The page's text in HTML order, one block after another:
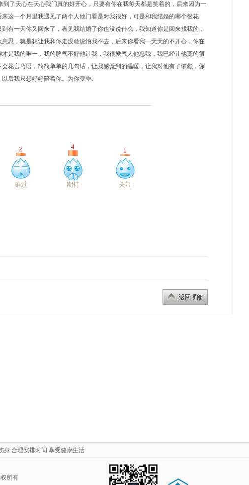
了天心在天心我门真的好开心，只要有你在我每天都是笑着的，后来因为一
这一个月里我遇见了两个人他门看是对我很好，可是和我结婚的哪个很花
有一天你又回来了，看见我结婚了你也没说什么，我知道你是回来找我的，
思，就是想让我和你走没敢说怕我不去，后来你看我一天天的不开心，你在
是我的唯一，我的脾气不好他让我，我很爱气人他忍我，我已经让他宠的很
花言巧语，简简单单的几句话，让我感觉到的温暖，让我对他有了依赖，像
后我只想好好陪着你。为你变乖.
身 合理安排时间 享受健康生活
所有